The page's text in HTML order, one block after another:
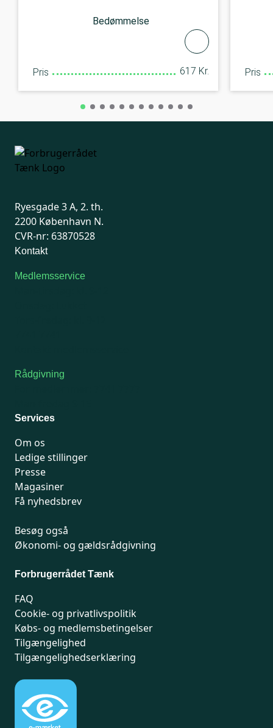
Bedømmelse
Pris 617 Kr. Pris
Ryesgade 3 A, 2. th.
2200 København N.
CVR-nr: 63870528
Kontakt
Medlemsservice
Rådgivning
Services
Om os
Ledige stillinger
Presse
Magasiner
Få nyhedsbrev
Besøg også
Økonomi- og gældsrådgivning
Forbrugerrådet Tænk
FAQ
Cookie- og privatlivspolitik
Købs- og medlemsbetingelser
Tilgængelighed
Tilgængelighedserklæring